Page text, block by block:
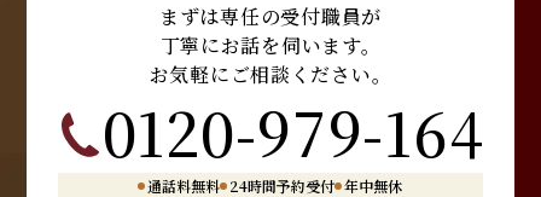
まずは専任の受付職員が
丁寧にお話を伺います。
お気軽にご相談ください。
0120-979-164
通話料無料 24時間予約受付 年中無休